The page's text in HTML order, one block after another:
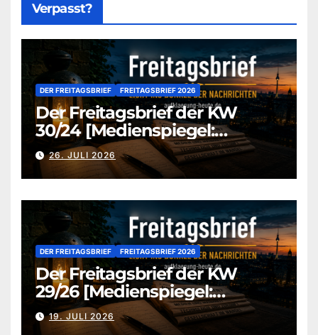
Verpasst?
DER FREITAGSBRIEF FREITAGSBRIEF 2026
Der Freitagsbrief der KW
30/24 [Medienspiegel:
aufklaerung-heute-de]
26. JULI 2026
DER FREITAGSBRIEF FREITAGSBRIEF 2026
Der Freitagsbrief der KW
29/26 [Medienspiegel:
aufklaerung-heute.de]
19. JULI 2026